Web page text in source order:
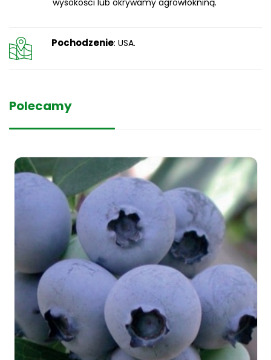
Pochodzenie: USA.
Polecamy